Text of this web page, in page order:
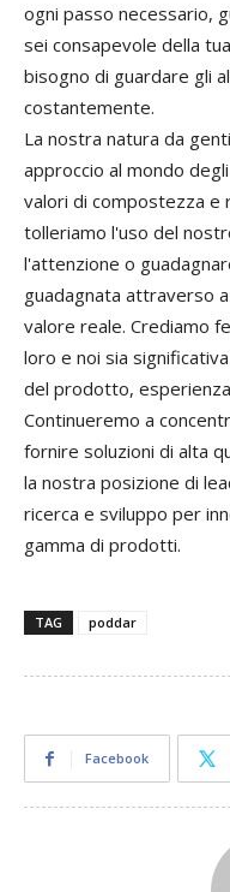
ogni passo necessario,
sei consapevole della
bisogno di guardare gli
costantemente.
La nostra natura da
approccio al mondo
valori di compostezza e
tolleriamo l'uso del
l'attenzione o
guadagnata attraverso
valore reale. Crediamo
loro e noi sia
del prodotto,
Continueremo a
fornire soluzioni di alta
la nostra posizione di
ricerca e sviluppo per
gamma di prodotti.
TAG poddar
Facebook